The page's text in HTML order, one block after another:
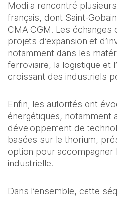
Modi a rencontré
français, dont Saint-
CMA CGM. Les
projets d’expansion et
notamment dans les
ferroviaire, la logistique et
croissant des industriels
Enfin, les autorités ont
énergétiques, notamment
développement de
basées sur le thorium,
option pour accompagner
industrielle.
Dans l’ensemble, cette